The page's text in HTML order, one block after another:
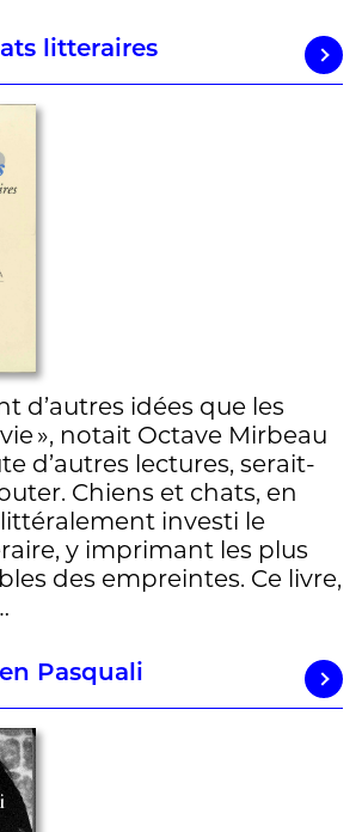
litteraires
d’autres idées que les
», notait Octave Mirbeau
d’autres lectures, serait-
Chiens et chats, en
investi le
y imprimant les plus
des empreintes. Ce livre,
Pasquali